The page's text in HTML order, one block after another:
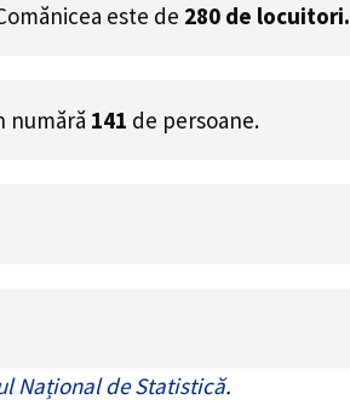
este de 280 de locuitori.
numără 141 de persoane.
Național de Statistică.